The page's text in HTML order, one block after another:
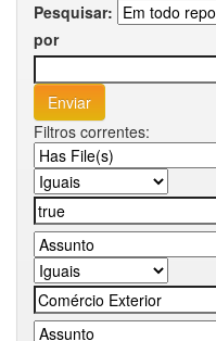
Pesquisar:
por
Filtros correntes: